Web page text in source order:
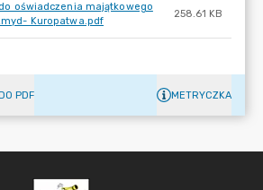
oświadczenia majątkowego
Kuropatwa.pdf
258.61 KB
PDF METRYCZKA